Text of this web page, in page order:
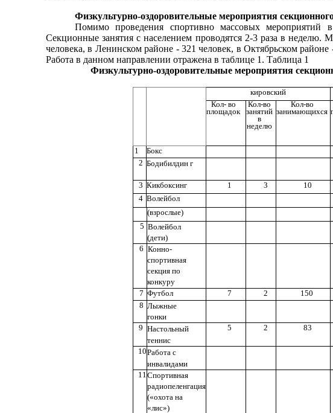
Физкультурно-оздоровительные мероприятия
Помимо проведения спортивно массовых мероприятий в
Секционные занятия с населением проводятся 2-3 раза в неделю.
человека, в Ленинском районе - 321 человек, в Октябрьском
Работа в данном направлении отражена в таблице 1. Таблица 1
Физкультурно-оздоровительные мероприятия
кировский
Кол- во
площадок
Кол-во
занятий
в
неделю
Кол-во
занимающихся
1 Бокс
2 Бодибилдин г
3 Кикбоксинг 1 3 10
4 Волейбол
(взрослые)
5 Волейбол
(дети)
6 Конно-
спортивная
секция по
конкуру
7 Футбол 7 2 150
8 Лыжные
гонки
9 Настольный
теннис
5 2 83
10Работа с
инвалидами
11Спортивная
радиопеленгация
(«охота на
«лис»)